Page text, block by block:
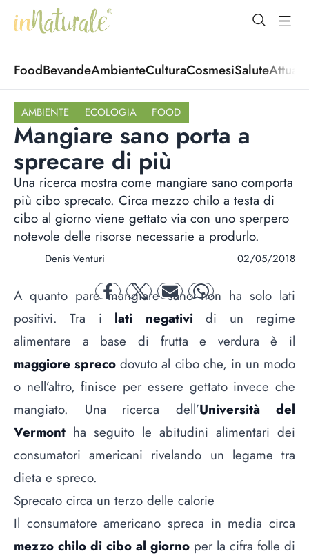
open
FoodBevandeAmbienteCulturaCosmesiSalute
AMBIENTE ECOLOGIA FOOD
Mangiare sano porta a
sprecare di più
Una ricerca mostra come mangiare sano comporta
più cibo sprecato. Circa mezzo chilo a testa di
cibo al giorno viene gettato via con uno sperpero
notevole delle risorse necessarie a produrlo.
Denis Venturi 02/05/2018
facebooktwitter mail whatsapp
A quanto pare mangiare sano non ha solo lati
positivi. Tra i lati negatividi un regime
alimentare a base di frutta e verdura è il
maggiore spreco dovuto al cibo che, in un modo
o nell’altro, finisce per essere gettato invece che
mangiato. Una ricerca dell’Università del
Vermont ha seguito le abitudini alimentari dei
consumatori americani rivelando un legame tra
dieta e spreco.
Sprecato circa un terzo delle calorie
Il consumatore americano spreca in media circa
mezzo chilo di cibo al giorno per la cifra folle di